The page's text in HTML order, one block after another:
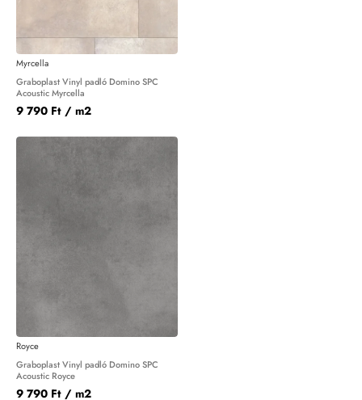
Myrcella
Graboplast Vinyl padló Domino SPC
Acoustic Myrcella
9 790 Ft / m2
Royce
Graboplast Vinyl padló Domino SPC
Acoustic Royce
9 790 Ft / m2